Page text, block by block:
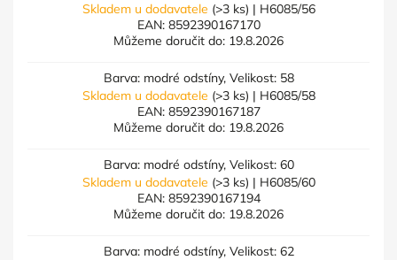
Skladem u dodavatele (>3 ks) | H6085/56
EAN: 8592390167170
Můžeme doručit do: 19.8.2026
Barva: modré odstíny, Velikost: 58
Skladem u dodavatele (>3 ks) | H6085/58
EAN: 8592390167187
Můžeme doručit do: 19.8.2026
Barva: modré odstíny, Velikost: 60
Skladem u dodavatele (>3 ks) | H6085/60
EAN: 8592390167194
Můžeme doručit do: 19.8.2026
Barva: modré odstíny, Velikost: 62